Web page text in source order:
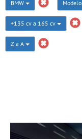
BMW Modelo
+135 cv a 165 cv
Z a A